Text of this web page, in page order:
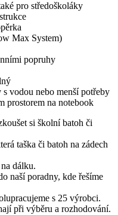
pro středoškoláky
Max System)
popruhy
vodou nebo menší potřeby
prostorem na notebook
si školní batoh či
taška či batoh na zádech
dálku.
naší poradny, kde řešíme
s 25 výrobci.
při výběru a rozhodování.